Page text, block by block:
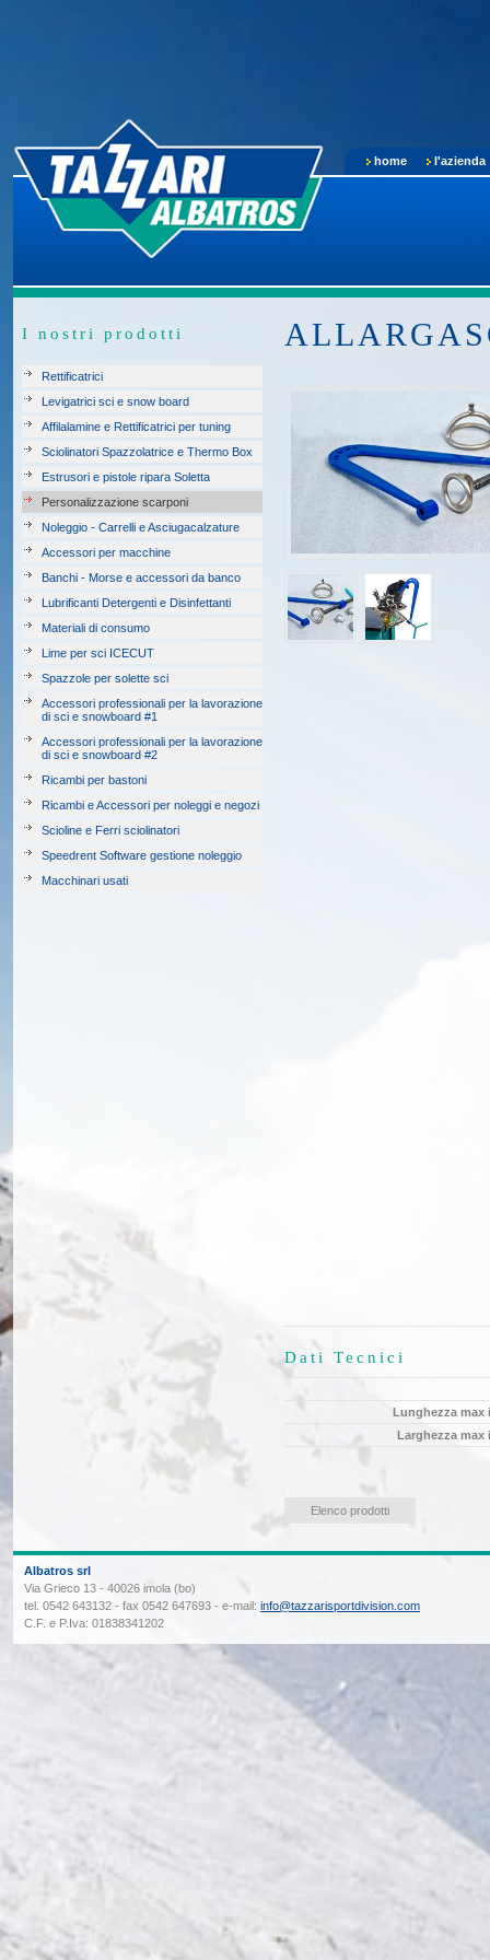
home l'azienda
I nostri prodotti
Rettificatrici
Levigatrici sci e snow board
Affilalamine e Rettificatrici per tuning
Sciolinatori Spazzolatrice e Thermo Box
Estrusori e pistole ripara Soletta
Personalizzazione scarponi
Noleggio - Carrelli e Asciugacalzature
Accessori per macchine
Banchi - Morse e accessori da banco
Lubrificanti Detergenti e Disinfettanti
Materiali di consumo
Lime per sci ICECUT
Spazzole per solette sci
Accessori professionali per la lavorazione
di sci e snowboard #1
Accessori professionali per la lavorazione
di sci e snowboard #2
Ricambi per bastoni
Ricambi e Accessori per noleggi e negozi
Scioline e Ferri sciolinatori
Speedrent Software gestione noleggio
Macchinari usati
Dati Tecnici
Lunghezza max
Larghezza max
Elenco prodotti
Albatros srl
Via Grieco 13 - 40026 imola (bo)
tel. 0542 643132 - fax 0542 647693 - e-mail: info@tazzarisportdivision.com
C.F. e P.Iva: 01838341202